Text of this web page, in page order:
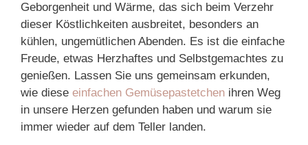
Geborgenheit und Wärme, das sich beim Verzehr
dieser Köstlichkeiten ausbreitet, besonders an
kühlen, ungemütlichen Abenden. Es ist die einfache
Freude, etwas Herzhaftes und Selbstgemachtes zu
genießen. Lassen Sie uns gemeinsam erkunden,
wie diese einfachen Gemüsepastetchen ihren Weg
in unsere Herzen gefunden haben und warum sie
immer wieder auf dem Teller landen.